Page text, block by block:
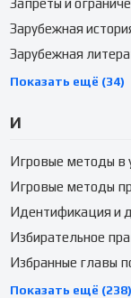
Запреты и
Зарубежная
Зарубежная
Показать ещё (34)
И
Игровые методы в
Игровые методы
Идентификация и
Избирательное
Избранные главы
Показать ещё (238)